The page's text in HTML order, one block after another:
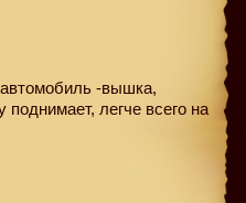
-вышка,
легче всего на